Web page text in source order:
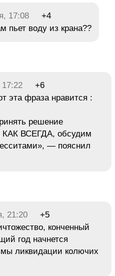
17:08
+4
пьет воду из крана??
17:22
+6
эта фраза нравится :
решение
КАК ВСЕГДА, обсудим
— пояснил
21:20
+5
конченный
год начнется
ликвидации колючих